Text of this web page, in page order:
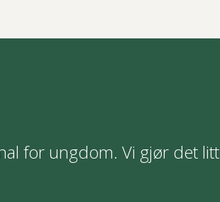
for ungdom. Vi gjør det